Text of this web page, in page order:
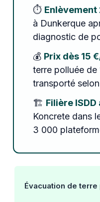
⏱️ Enlèvement
à Dunkerque
diagnostic de
💰 Prix dès 15
terre polluée
transporté
🏗️ Filière
Koncrete dans
3 000
Évacuation de